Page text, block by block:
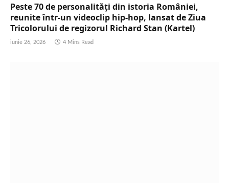
Peste 70 de personalități din istoria României,
reunite într-un videoclip hip-hop, lansat de Ziua
Tricolorului de regizorul Richard Stan (Kartel)
iunie 26, 2026 4 Mins Read